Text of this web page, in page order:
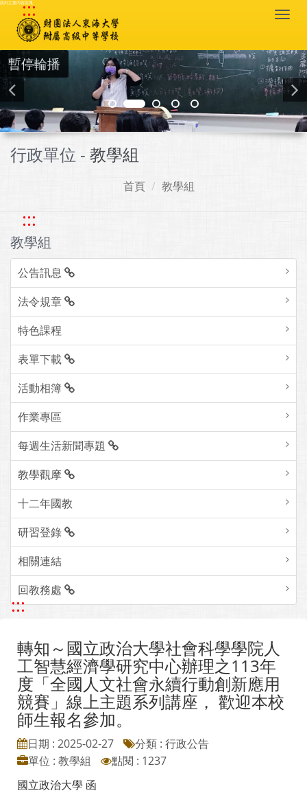
跳到主要內容區塊
:::
暫停輪播
行政單位 - 教學組
首頁 教學組
:::
教學組
公告訊息
法令規章
特色課程
表單下載
活動相簿
作業專區
每週生活新聞專題
教學觀摩
十二年國教
研習登錄
相關連結
回教務處
:::
轉知～國立政治大學社會科學學院人
工智慧經濟學研究中心辦理之113年
度「全國人文社會永續行動創新應用
競賽」線上主題系列講座， 歡迎本校
師生報名參加。
日期 : 2025-02-27
分類 : 行政公告
單位 : 教學組
點閱 : 1237
國立政治大學 函